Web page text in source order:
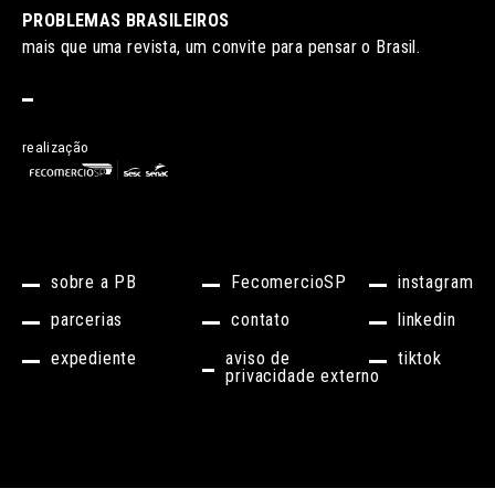
sobre a PB
parcerias
expediente
FecomercioSP
contato
aviso de
privacidade externo
instagram
linkedin
tiktok
PROBLEMAS BRASILEIROS
mais que uma revista, um convite para pensar o Brasil.
realização